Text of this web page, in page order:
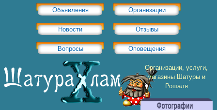
Объявления Организации
Новости Отзывы
Вопросы Оповещения
Организации, услуги,
магазины Шатуры и
Рошаля